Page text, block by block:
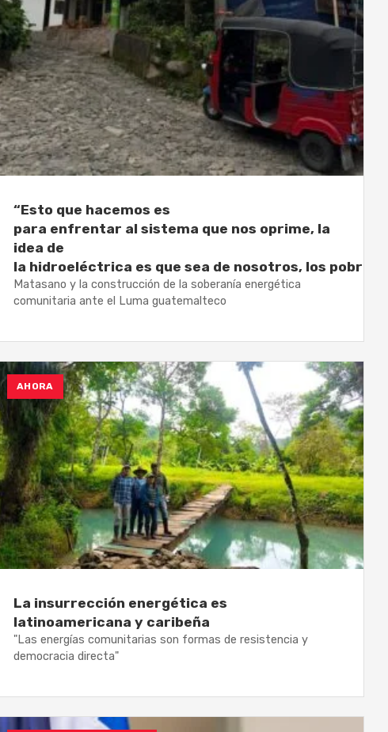
“Esto que hacemos es
para enfrentar al sistema que nos oprime, la
idea de
la hidroeléctrica es que sea de nosotros, los pobres”
Matasano y la construcción de la soberanía energética
comunitaria ante el Luma guatemalteco
AHORA
La insurrección energética es
latinoamericana y caribeña
"Las energías comunitarias son formas de resistencia y
democracia directa"